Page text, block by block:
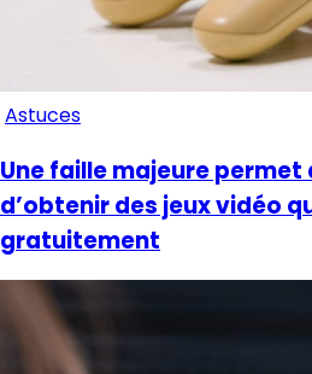
Astuces
Une faille majeure
d’obtenir des jeux vidéo
gratuitement